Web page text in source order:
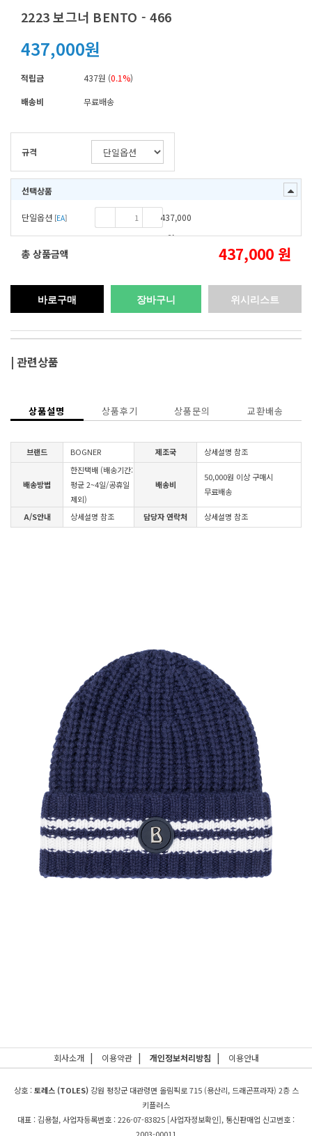
2223 보그너 BENTO - 466
437,000원
적립금 437원 (0.1%)
배송비
무료배송
규격
선택상품
단일옵션 [EA]
437,000
원
총 상품금액 437,000 원
바로구매 장바구니 위시리스트
| 관련상품
상품설명 상품후기 상품문의 교환배송
브랜드 BOGNER 제조국 상세설명 참조
배송방법
한진택배 (배송기간:
평균 2~4일/공휴일
제외)
배송비
50,000원 이상 구매시
무료배송
A/S안내 상세설명 참조 담당자 연락처 상세설명 참조
회사소개| 이용약관| 개인정보처리방침 | 이용안내
상호 :토레스 (TOLES)강원 평창군 대관령면 올림픽로 715 (용산리, 드래곤프라자) 2층 스
키플러스
대표 : 김용철, 사업자등록번호 : 226-07-83825 [사업자정보확인], 통신판매업 신고번호 :